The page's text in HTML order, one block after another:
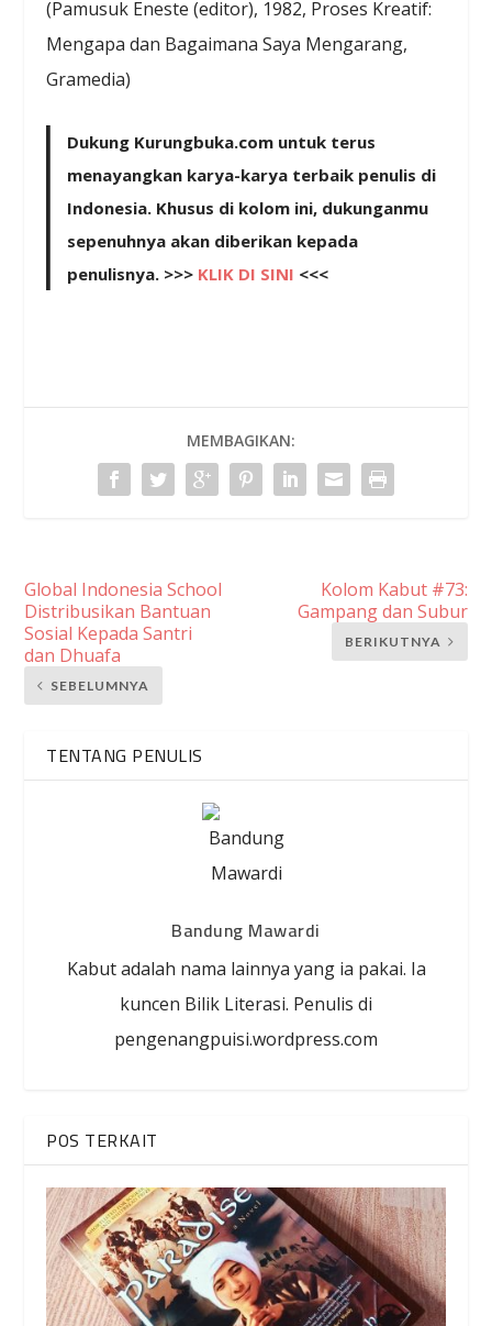
(Pamusuk Eneste (editor), 1982, Proses Kreatif:
Mengapa dan Bagaimana Saya Mengarang,
Gramedia)
Dukung Kurungbuka.com untuk terus
menayangkan karya-karya terbaik penulis di
Indonesia. Khusus di kolom ini, dukunganmu
sepenuhnya akan diberikan kepada
penulisnya. >>> KLIK DI SINI <<<
MEMBAGIKAN:
Global Indonesia School
Distribusikan Bantuan
Sosial Kepada Santri
dan Dhuafa
SEBELUMNYA
Kolom Kabut #73:
Gampang dan Subur
BERIKUTNYA
TENTANG PENULIS
Bandung Mawardi
Kabut adalah nama lainnya yang ia pakai. Ia
kuncen Bilik Literasi. Penulis di
pengenangpuisi.wordpress.com
POS TERKAIT